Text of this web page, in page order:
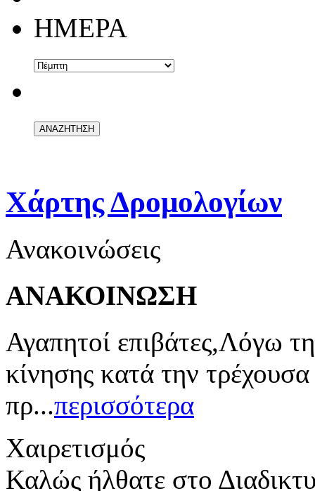
ΗΜΕΡΑ
Χάρτης Δρομολογίων
Ανακοινώσεις
ΑΝΑΚΟΙΝΩΣΗ
Αγαπητοί επιβάτες,Λόγω
κίνησης κατά την
πρ...περισσότερα
Χαιρετισμός
Καλώς ήλθατε στο